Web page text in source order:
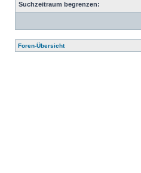
Suchzeitraum begrenzen:
Foren-Übersicht